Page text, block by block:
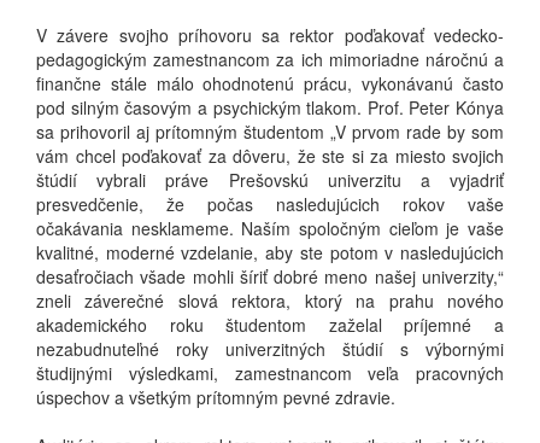
V závere svojho príhovoru sa rektor poďakovať vedecko-
pedagogickým zamestnancom za ich mimoriadne náročnú a
finančne stále málo ohodnotenú prácu, vykonávanú často
pod silným časovým a psychickým tlakom. Prof. Peter Kónya
sa prihovoril aj prítomným študentom „V prvom rade by som
vám chcel poďakovať za dôveru, že ste si za miesto svojich
štúdií vybrali práve Prešovskú univerzitu a vyjadriť
presvedčenie, že počas nasledujúcich rokov vaše
očakávania nesklameme. Naším spoločným cieľom je vaše
kvalitné, moderné vzdelanie, aby ste potom v nasledujúcich
desaťročiach všade mohli šíriť dobré meno našej univerzity,“
zneli záverečné slová rektora, ktorý na prahu nového
akademického roku študentom zaželal príjemné a
nezabudnuteľné roky univerzitných štúdií s výbornými
študijnými výsledkami, zamestnancom veľa pracovných
úspechov a všetkým prítomným pevné zdravie.